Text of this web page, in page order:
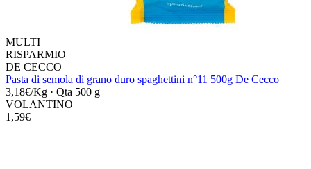
MULTI
RISPARMIO
DE CECCO
Pasta di semola di grano duro spaghettini n°11 500g De Cecco
3,18€/Kg · Qta 500 g
VOLANTINO
1,59€